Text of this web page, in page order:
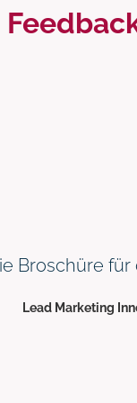
Broschüre für
Lead Marketing